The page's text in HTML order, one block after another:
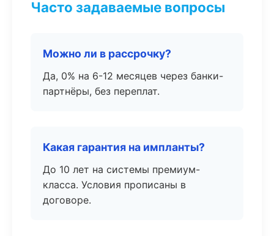
Часто задаваемые вопросы
Можно ли в рассрочку?
Да, 0% на 6-12 месяцев через банки-
партнёры, без переплат.
Какая гарантия на импланты?
До 10 лет на системы премиум-
класса. Условия прописаны в
договоре.